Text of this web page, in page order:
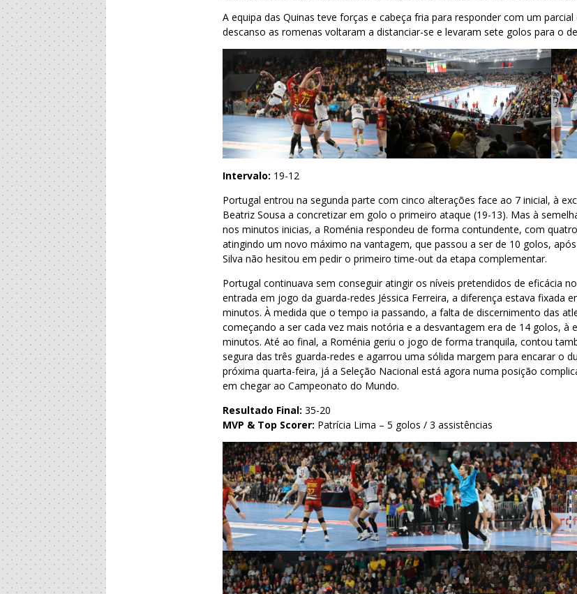
A equipa das Quinas teve forças e cabeça fria para responder com um
descanso as romenas voltaram a distanciar-se e levaram sete golos para o
Intervalo: 19-12
Portugal entrou na segunda parte com cinco alterações face ao 7 inicial, à
Beatriz Sousa a concretizar em golo o primeiro ataque (19-13). Mas à
nos minutos inicias, a Roménia respondeu de forma contundente, com
atingindo um novo máximo na vantagem, que passou a ser de 10 golos,
Silva não hesitou em pedir o primeiro time-out da etapa complementar.
Portugal continuava sem conseguir atingir os níveis pretendidos de eficácia
entrada em jogo da guarda-redes Jéssica Ferreira, a diferença estava fixada
minutos. À medida que o tempo ia passando, a falta de discernimento das
começando a ser cada vez mais notória e a desvantagem era de 14 golos, à
minutos. Até ao final, a Roménia geriu o jogo de forma tranquila, contou
segura das três guarda-redes e agarrou uma sólida margem para encarar o
próxima quarta-feira, já a Seleção Nacional está agora numa posição
em chegar ao Campeonato do Mundo.
Resultado Final: 35-20
MVP & Top Scorer: Patrícia Lima – 5 golos / 3 assistências